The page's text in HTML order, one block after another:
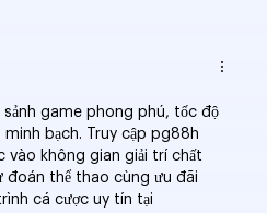
Autoridad Temática y
sảnh game phong phú, tốc độ
bạch. Truy cập pg88h
vào không gian giải trí chất
đoán thể thao cùng ưu đãi
cá cược uy tín tại